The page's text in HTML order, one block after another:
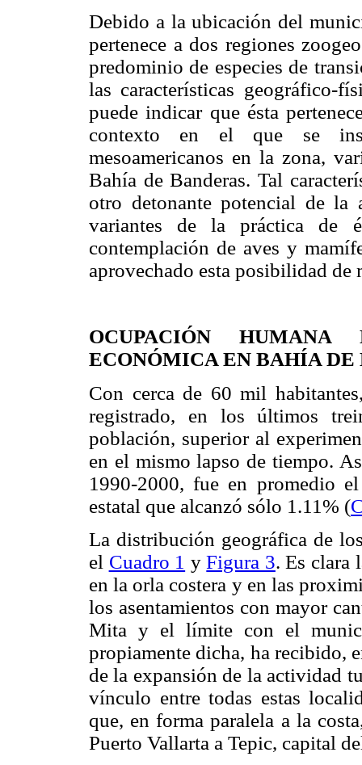
Debido a la ubicación del
pertenece a dos regiones
predominio de especies de
las características geográfico-
puede indicar que ésta
contexto en el que se
mesoamericanos en la zona,
Bahía de Banderas. Tal
otro detonante potencial de la
variantes de la práctica de
contemplación de aves y
aprovechado esta posibilidad de
OCUPACIÓN
ECONÓMICA EN BAHÍA DE
Con cerca de 60 mil
registrado, en los últimos
población, superior al
en el mismo lapso de tiempo.
1990-2000, fue en promedio
estatal que alcanzó sólo 1.11% (
La distribución geográfica de
el Cuadro 1 yFigura 3. Es clara
en la orla costera y en las
los asentamientos con mayor
Mita y el límite con el
propiamente dicha, ha recibido,
de la expansión de la actividad
vínculo entre todas estas
que, en forma paralela a la
Puerto Vallarta a Tepic, capital